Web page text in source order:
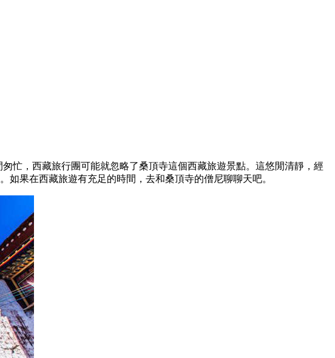
忙，西藏旅行團可能就忽略了桑頂寺這個西藏旅遊景點。這悠閒清靜，經
果在西藏旅遊有充足的時間，去和桑頂寺的僧尼聊聊天吧。